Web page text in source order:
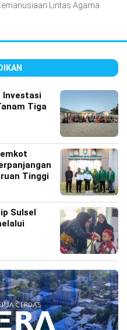
Lintas Agama
Investasi
Tiga
Tinggi
Sulsel